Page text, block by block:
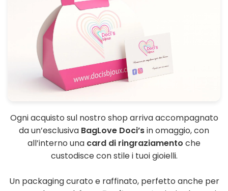
Ogni acquisto sul nostro shop arriva accompagnato
da un’esclusiva BagLove Doci’sin omaggio, con
all’interno una card di ringraziamento che
custodisce con stile i tuoi gioielli.
Un packaging curato e raffinato, perfetto anche per